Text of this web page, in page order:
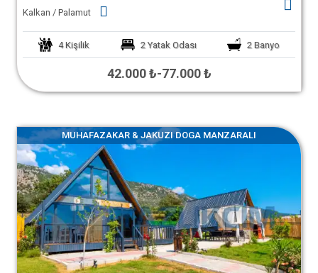
Kalkan / Palamut
4 Kişilik 2 Yatak Odası 2 Banyo
42.000 ₺-77.000 ₺
MUHAFAZAKAR & JAKUZI DOGA MANZARALI